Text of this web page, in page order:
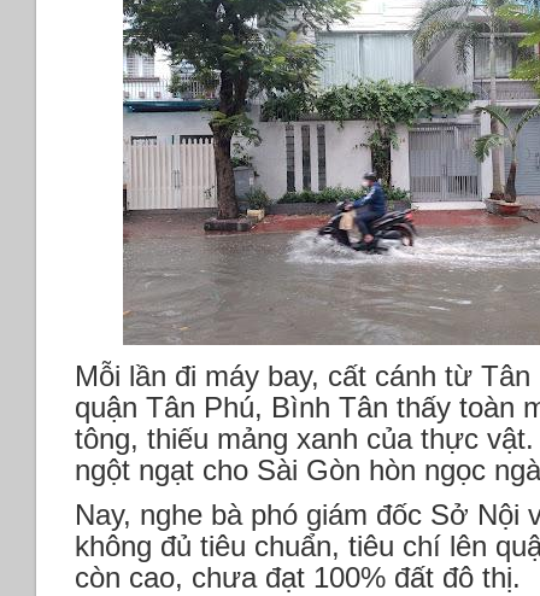
Mỗi lần đi máy bay, cất cánh từ
quận Tân Phú, Bình Tân thấy toàn
tông, thiếu mảng xanh của thực
ngột ngạt cho Sài Gòn hòn ngọc
Nay, nghe bà phó giám đốc Sở Nội
không đủ tiêu chuẩn, tiêu chí lên
còn cao, chưa đạt 100% đất đô thị.